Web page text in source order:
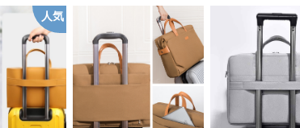
人気